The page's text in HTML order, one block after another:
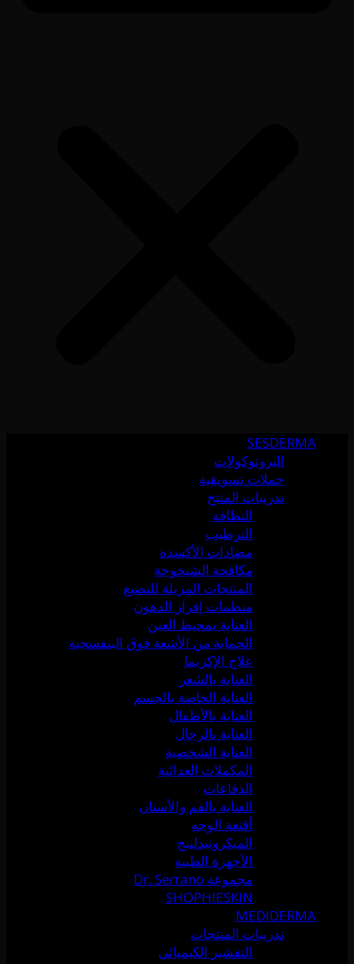
SESDERMA
البروتوكولات
حملات تسويقية
تدريبات المنتج
النظافة
الترطيب
مضادات الأكسدة
مكافحة الشيخوخة
المنتجات المزيلة للتصبغ
منظمات إفراز الدهون
العناية بمحيط العين
الحماية من الأشعة فوق البنفسجية
علاج الإكزيما
العناية بالشعر
العناية الخاصة بالجسم
العناية بالأطفال
العناية بالرجال
العناية الشخصية
المكملات الغذائية
الدفاعات
العناية بالفم والأسنان
أقنعة الوجه
الميكرونيدلينج
الأجهزة الطبية
مجموعة Dr. Serrano
SHOPHIESKIN
MEDIDERMA
تدريبات المنتجات
التقشير الكيميائي